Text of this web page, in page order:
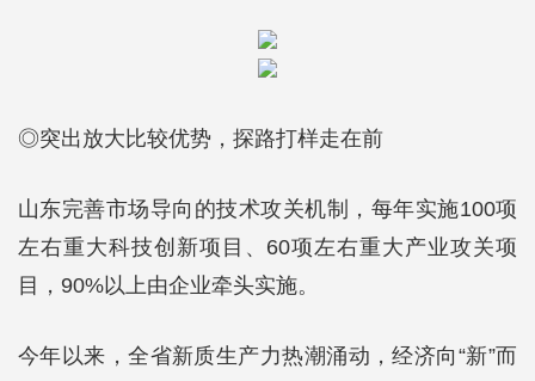
◎突出放大比较优势，探路打样走在前
山东完善市场导向的技术攻关机制，每年实施100项
左右重大科技创新项目、60项左右重大产业攻关项
目，90%以上由企业牵头实施。
今年以来，全省新质生产力热潮涌动，经济向“新”而